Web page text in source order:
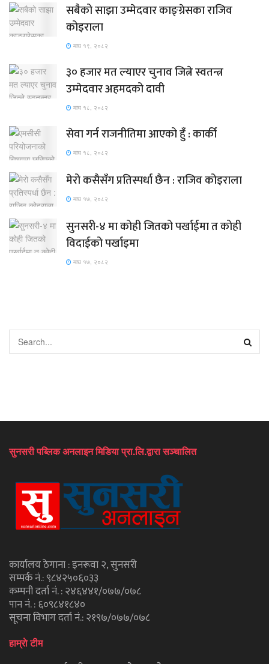
सबैको साझा उम्मेदवार काङ्ग्रेसका राजिव
कोइराला
माघ १९, २०८२
३० हजार मत ल्याएर चुनाव जित्ने स्वतन्त्र
उम्मेदवार अहमदको दावी
माघ १८, २०८२
सेवा गर्न राजनीतिमा आएको हुँ : कार्की
माघ १८, २०८२
मेरो कसैसँग प्रतिस्पर्धा छैन : राजिव कोइराला
माघ १७, २०८२
सुनसरी-४ मा कोही जितको पर्खाईमा त कोही
विदाईको पर्खाइमा
माघ १७, २०८२
सुनसरी पब्लिक अनलाइन मिडिया प्रा.लि.द्वारा सञ्चालित
कार्यालय ठेगाना : इनरूवा २, सुनसरी
सम्पर्क नं.: ९८४२५०६०३३
कम्पनी दर्ता नं. : २४६४४१/०७७/०७८
पान नं. : ६०९८४१८४०
सूचना विभाग दर्ता नं.: २१९७/०७७/०७८
हाम्राे टीम